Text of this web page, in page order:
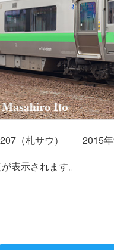
（札サウ） 2015
表示されます。